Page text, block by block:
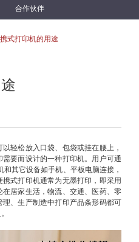
合作伙伴
式打印机的用途
轻松放入口袋、包袋或挂在腰上，
要而设计的一种打印机。用户可通
其它设备如手机、平板电脑连接，
式打印机通常为无墨打印，即采用
居家生活，物流、交通、医药、零
、生产制造中打印产品条形码都可